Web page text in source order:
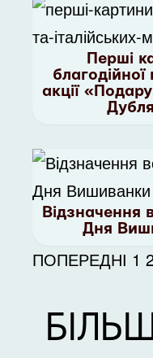
Перші
благодійної
акції
Відзначення
Дня
ПОПЕРЕДНІ 1